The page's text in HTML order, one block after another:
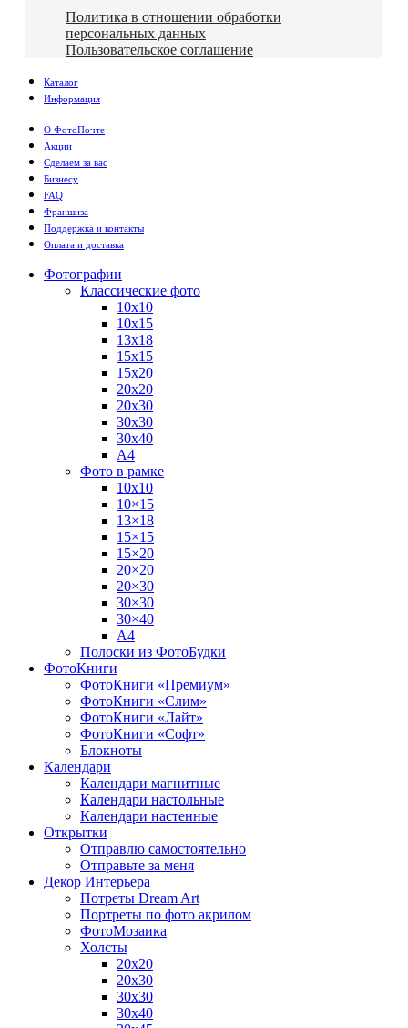
Политика в отношении обработки
персональных данных
Пользовательское соглашение
Каталог
Информация
О ФотоПочте
Акции
Сделаем за вас
Бизнесу
FAQ
Франшиза
Поддержка и контакты
Оплата и доставка
Фотографии
Классические фото
10х10
10х15
13х18
15х15
15х20
20х20
20х30
30х30
30х40
А4
Фото в рамке
10х10
10×15
13×18
15×15
15×20
20×20
20×30
30×30
30×40
A4
Полоски из ФотоБудки
ФотоКниги
ФотоКниги «Премиум»
ФотоКниги «Слим»
ФотоКниги «Лайт»
ФотоКниги «Софт»
Блокноты
Календари
Календари магнитные
Календари настольные
Календари настенные
Открытки
Отправлю самостоятельно
Отправьте за меня
Декор Интерьера
Потреты Dream Art
Портреты по фото акрилом
ФотоМозаика
Холсты
20х20
20х30
30х30
30х40